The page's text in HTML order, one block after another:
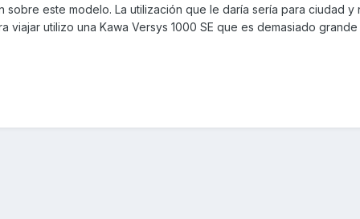
sobre este modelo. La utilización que le daría sería para ciudad y
viajar utilizo una Kawa Versys 1000 SE que es demasiado